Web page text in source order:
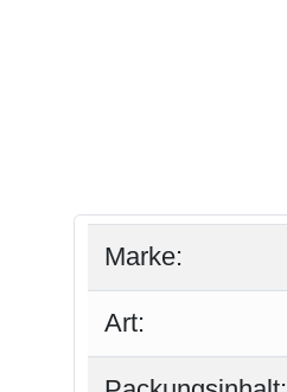
Marke:
Art: